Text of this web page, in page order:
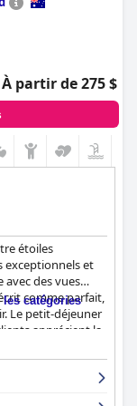
À partir de 275 $
étoiles
exceptionnels et
avec des vues
comme parfait,
Le petit-déjeuner
apprécient la
Les chambres
depuis le
catégories